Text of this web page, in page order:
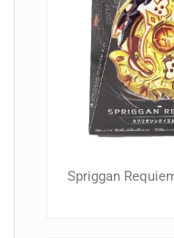
Spriggan